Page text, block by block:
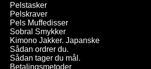
Pelstasker
Pelskraver
Pels Muffedisser
Sobral Smykker
Kimono Jakker. Japanske
Sådan ordrer du.
Sådan tager du mål.
Betalingsmetoder